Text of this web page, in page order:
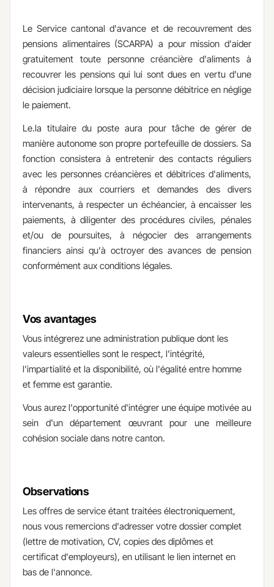
Le Service cantonal d'avance et de recouvrement des
pensions alimentaires (SCARPA) a pour mission d'aider
gratuitement toute personne créancière d'aliments à
recouvrer les pensions qui lui sont dues en vertu d'une
décision judiciaire lorsque la personne débitrice en néglige
le paiement.
Le.la titulaire du poste aura pour tâche de gérer de
manière autonome son propre portefeuille de dossiers. Sa
fonction consistera à entretenir des contacts réguliers
avec les personnes créancières et débitrices d'aliments,
à répondre aux courriers et demandes des divers
intervenants, à respecter un échéancier, à encaisser les
paiements, à diligenter des procédures civiles, pénales
et/ou de poursuites, à négocier des arrangements
financiers ainsi qu'à octroyer des avances de pension
conformément aux conditions légales.
Vos avantages
Vous intégrerez une administration publique dont les
valeurs essentielles sont le respect, l'intégrité,
l'impartialité et la disponibilité, où l'égalité entre homme
et femme est garantie.
Vous aurez l'opportunité d'intégrer une équipe motivée au
sein d'un département œuvrant pour une meilleure
cohésion sociale dans notre canton.​
Observations
​Les offres de service étant traitées électroniquement,
nous vous remercions d'adresser votre dossier complet
(lettre de motivation, CV, copies des diplômes et
certificat d'employeurs), en utilisant le lien internet en
bas de l'annonce.